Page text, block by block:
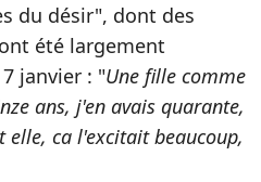
du désir", dont des
été largement
janvier : "Une fille comme
ans, j'en avais quarante,
elle, ca l'excitait beaucoup,